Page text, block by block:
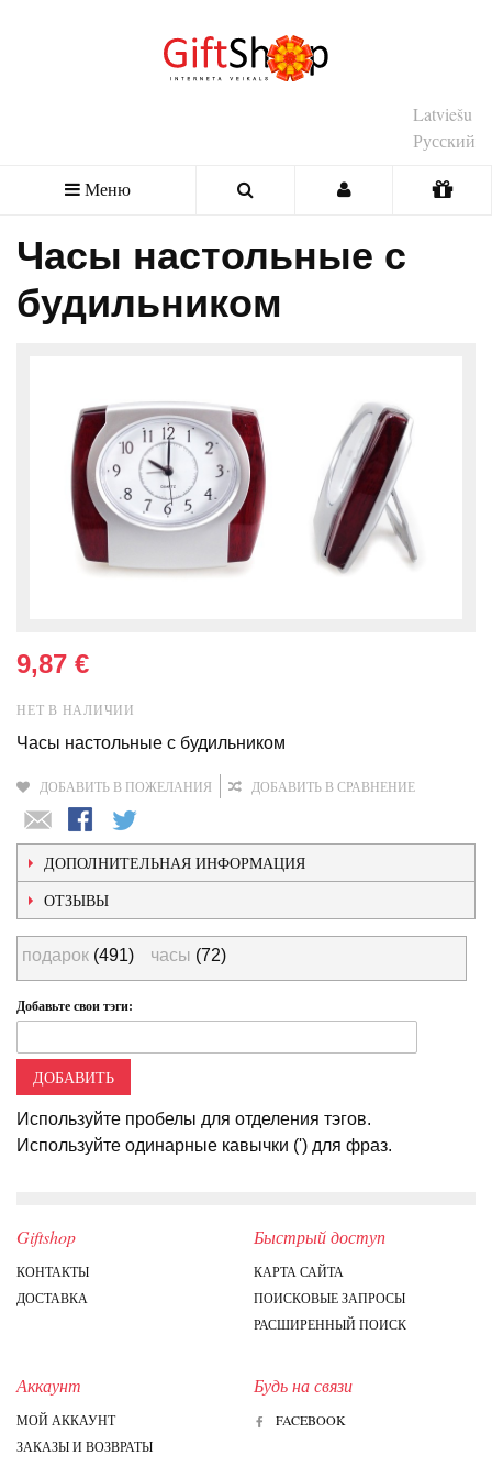
Latviešu
Русский
Меню
Часы настольные с
будильником
9,87 €
НЕТ В НАЛИЧИИ
Часы настольные с будильником
ДОБАВИТЬ В ПОЖЕЛАНИЯ ДОБАВИТЬ В СРАВНЕНИЕ
ДОПОЛНИТЕЛЬНАЯ ИНФОРМАЦИЯ
ОТЗЫВЫ
подарок (491) часы (72)
Добавьте свои тэги:
ДОБАВИТЬ
Используйте пробелы для отделения тэгов.
Используйте одинарные кавычки (') для фраз.
Giftshop
КОНТАКТЫ
ДОСТАВКА
Быстрый доступ
КАРТА САЙТА
ПОИСКОВЫЕ ЗАПРОСЫ
РАСШИРЕННЫЙ ПОИСК
Аккаунт
МОЙ АККАУНТ
ЗАКАЗЫ И ВОЗВРАТЫ
Будь на связи
FACEBOOK